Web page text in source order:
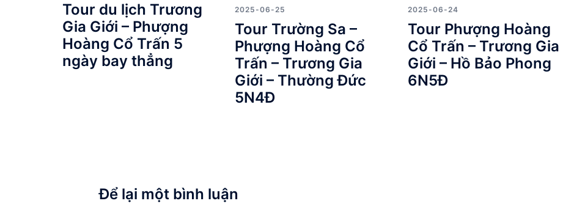
Tour du lịch Trương
Gia Giới – Phượng
Hoàng Cổ Trấn 5
ngày bay thẳng
2025-06-25
Tour Trường Sa –
Phượng Hoàng Cổ
Trấn – Trương Gia
Giới – Thường Đức
5N4Đ
2025-06-24
Tour Phượng Hoàng
Cổ Trấn – Trương Gia
Giới – Hồ Bảo Phong
6N5Đ
Để lại một bình luận